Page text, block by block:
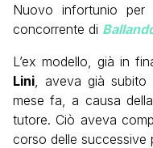
Nuovo infortunio per
concorrente di
L’ex modello, già in
Lini , aveva già
mese fa, a causa
tutore. Ciò aveva
corso delle successive